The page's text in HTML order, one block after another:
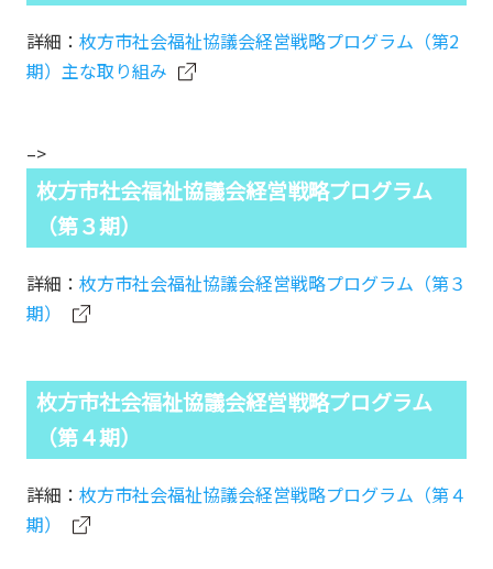
詳細： 枚方市社会福祉協議会経営戦略プログラム（第2
期）主な取り組み
–>
枚方市社会福祉協議会経営戦略プログラム
（第３期）
詳細： 枚方市社会福祉協議会経営戦略プログラム（第３
期）
枚方市社会福祉協議会経営戦略プログラム
（第４期）
詳細： 枚方市社会福祉協議会経営戦略プログラム（第４
期）